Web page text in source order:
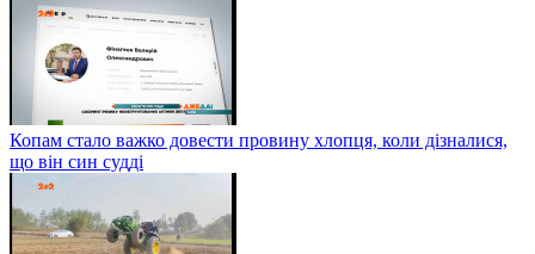
Копам стало важко довести провину хлопця, коли дізналися,
що він син судді